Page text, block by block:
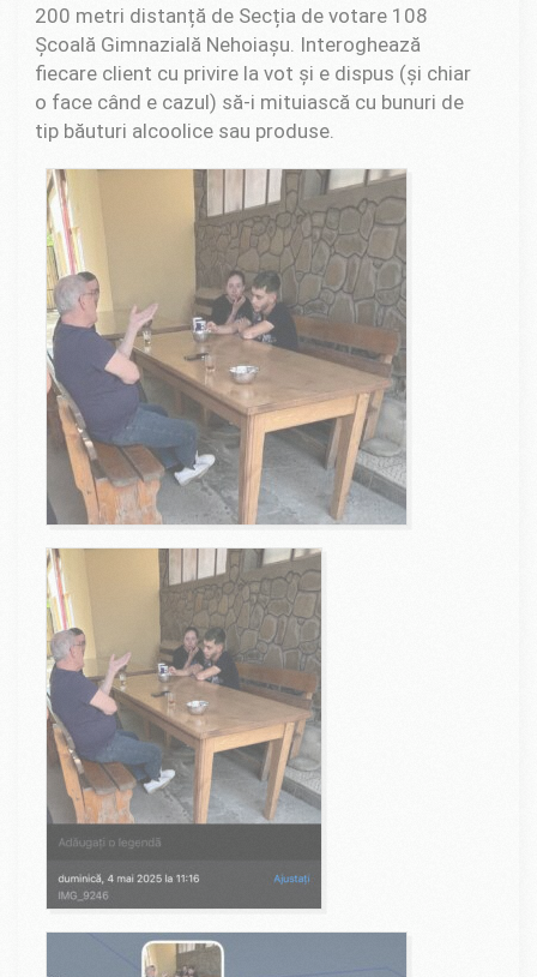
200 metri distanță de Secția de votare 108
Școală Gimnazială Nehoiașu. Interoghează
fiecare client cu privire la vot și e dispus (și chiar
o face când e cazul) să-i mituiască cu bunuri de
tip băuturi alcoolice sau produse.